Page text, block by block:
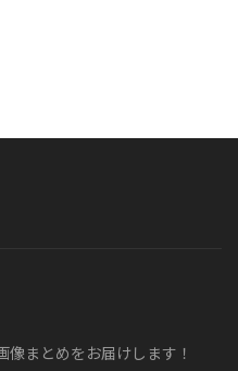
まとめをお届けします！